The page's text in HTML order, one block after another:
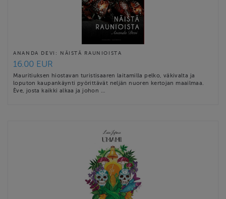
ANANDA DEVI: NÄISTÄ RAUNIOISTA
16.00 EUR
Mauritiuksen hiostavan turistisaaren laitamilla pelko, väkivalta ja
loputon kaupankäynti pyörittävät neljän nuoren kertojan maailmaa.
Ève, josta kaikki alkaa ja johon …